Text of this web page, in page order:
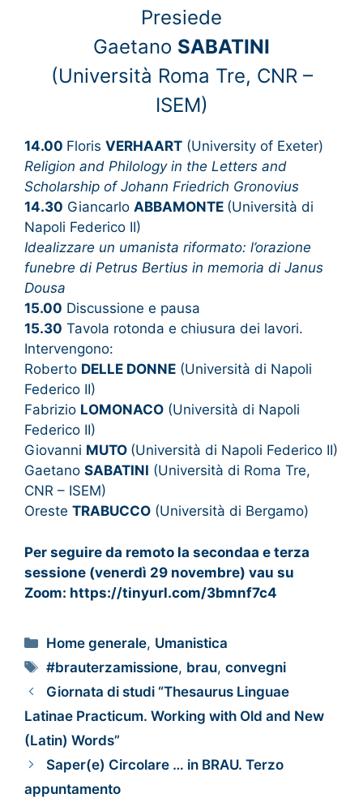
Presiede
Gaetano SABATINI
(Università Roma Tre, CNR –
ISEM)
14.00 Floris VERHAART (University of Exeter)
Religion and Philology in the Letters and
Scholarship of Johann Friedrich Gronovius
14.30 Giancarlo ABBAMONTE (Università di
Napoli Federico II)
Idealizzare un umanista riformato: l’orazione
funebre di Petrus Bertius in memoria di Janus
Dousa
15.00 Discussione e pausa
15.30 Tavola rotonda e chiusura dei lavori.
Intervengono:
Roberto DELLE DONNE (Università di Napoli
Federico II)
Fabrizio LOMONACO (Università di Napoli
Federico II)
Giovanni MUTO (Università di Napoli Federico II)
Gaetano SABATINI (Università di Roma Tre,
CNR – ISEM)
Oreste TRABUCCO (Università di Bergamo)
Per seguire da remoto la secondaa e terza
sessione (venerdì 29 novembre) vau su
Zoom: https://tinyurl.com/3bmnf7c4
Home generale, Umanistica
#brauterzamissione, brau,convegni
Giornata di studi “Thesaurus Linguae
Latinae Practicum. Working with Old and New
(Latin) Words”
Saper(e) Circolare … in BRAU. Terzo
appuntamento